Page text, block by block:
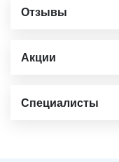
Отзывы
Акции
Специалисты